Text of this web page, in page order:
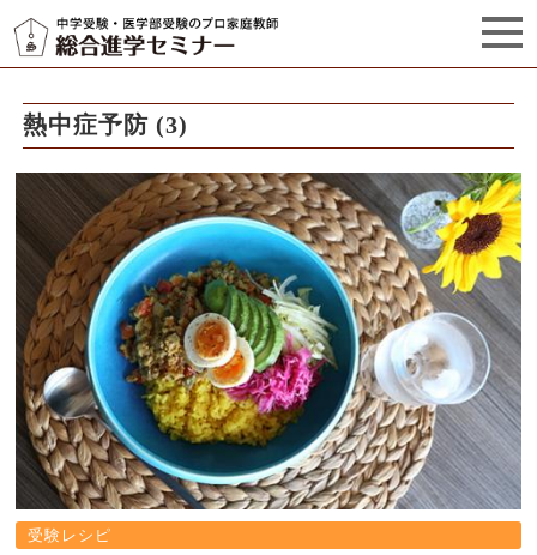
セミナーからのお知らせ（5）
熱中症予防 (3)
受験レシピ